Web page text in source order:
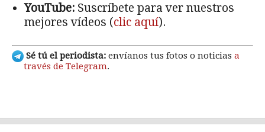
YouTube: Suscríbete para ver nuestros
mejores vídeos (clic aquí).
Sé tú el periodista: envíanos tus fotos o noticias a
través de Telegram.